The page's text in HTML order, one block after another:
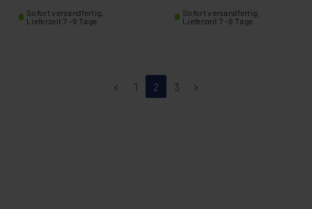
Sofort versandfertig,
Lieferzeit 7 -9 Tage
Sofort versandfertig,
Lieferzeit 7 -9 Tage
1 2 3